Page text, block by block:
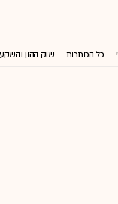
כל הכותרות שוק ההון